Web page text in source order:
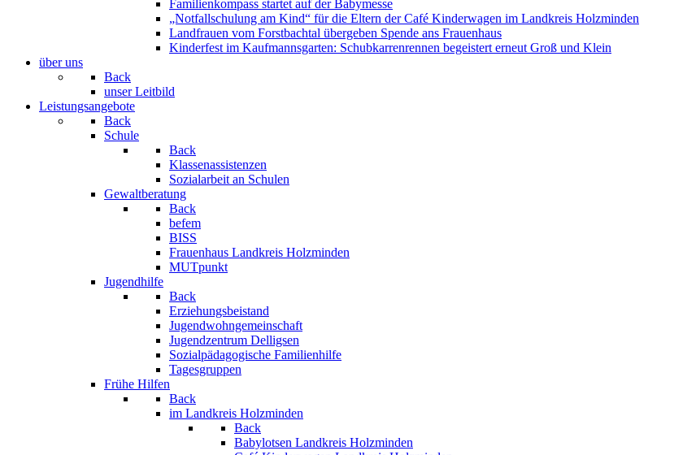
Familienkompass startet auf der Babymesse
„Notfallschulung am Kind“ für die Eltern der Café Kinderwagen im Landkreis Holzminden
Landfrauen vom Forstbachtal übergeben Spende ans Frauenhaus
Kinderfest im Kaufmannsgarten: Schubkarrenrennen begeistert erneut Groß und Klein
über uns
Back
unser Leitbild
Leistungsangebote
Back
Schule
Back
Klassenassistenzen
Sozialarbeit an Schulen
Gewaltberatung
Back
befem
BISS
Frauenhaus Landkreis Holzminden
MUTpunkt
Jugendhilfe
Back
Erziehungsbeistand
Jugendwohngemeinschaft
Jugendzentrum Delligsen
Sozialpädagogische Familienhilfe
Tagesgruppen
Frühe Hilfen
Back
im Landkreis Holzminden
Back
Babylotsen Landkreis Holzminden